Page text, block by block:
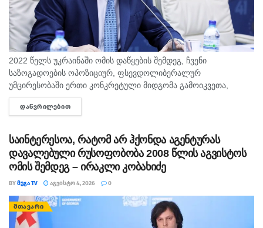
2022 წელს უკრაინაში ომის დაწყების შემდეგ, ჩვენი
საზოგადოების ოპოზიციურ, ფსევდოლიბერალურ
უმცირესობაში ერთი კონკრეტული მიდგომა გამოიკვეთა,
რომელიც განცალკევებულ განხილვას საჭიროებს, - წერს
„ქართული ოცნების“ თავმჯდომარე, საქართველოს პრემიერ-
ᲓᲐᲬᲕᲠᲘᲚᲔᲑᲘᲗ
საინტერესოა, რატომ არ ჰქონდა აგენტურას
დავალებული რუსოფობობა 2008 წლის აგვისტოს
ომის შემდეგ – ირაკლი კობახიძე
BYᲛᲔᲒᲐ TV ᲐᲒᲕᲘᲡᲢᲝ 4, 2026 0
ᲛᲗᲐᲕᲐᲠᲘ